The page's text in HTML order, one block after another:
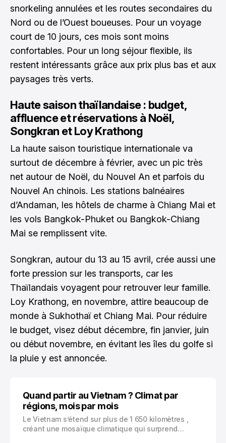
snorkeling annulées et les routes secondaires du
Nord ou de l’Ouest boueuses. Pour un voyage
court de 10 jours, ces mois sont moins
confortables. Pour un long séjour flexible, ils
restent intéressants grâce aux prix plus bas et aux
paysages très verts.
Haute saison thaïlandaise : budget,
affluence et réservations à Noël,
Songkran et Loy Krathong
La haute saison touristique internationale va
surtout de décembre à février, avec un pic très
net autour de Noël, du Nouvel An et parfois du
Nouvel An chinois. Les stations balnéaires
d’Andaman, les hôtels de charme à Chiang Mai et
les vols Bangkok-Phuket ou Bangkok-Chiang
Mai se remplissent vite.
Songkran, autour du 13 au 15 avril, crée aussi une
forte pression sur les transports, car les
Thaïlandais voyagent pour retrouver leur famille.
Loy Krathong, en novembre, attire beaucoup de
monde à Sukhothaï et Chiang Mai. Pour réduire
le budget, visez début décembre, fin janvier, juin
ou début novembre, en évitant les îles du golfe si
la pluie y est annoncée.
Quand partir au Vietnam ? Climat par
régions, mois par mois
Le Vietnam s’étend sur plus de 1 650 kilomètres ,
créant une mosaïque climatique qui surprend